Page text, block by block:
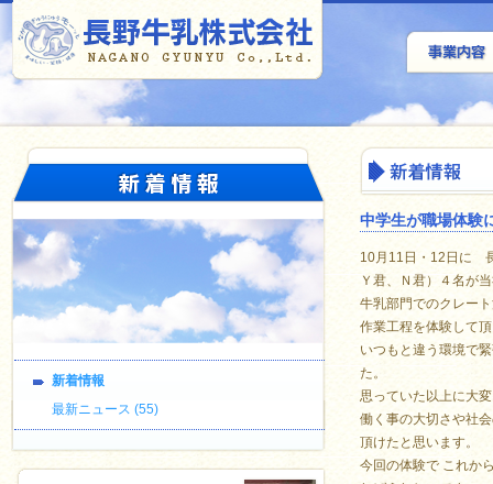
新着情報
最新ニュース (55)
中学生が職場体験
10月11日・12日に
Ｙ君、Ｎ君）４名が
牛乳部門でのクレー
作業工程を体験して
いつもと違う環境で
た。
思っていた以上に大
働く事の大切さや社
頂けたと思います。
今回の体験で これか